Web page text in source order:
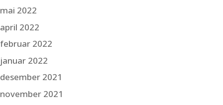
mai 2022
april 2022
februar 2022
januar 2022
desember 2021
november 2021